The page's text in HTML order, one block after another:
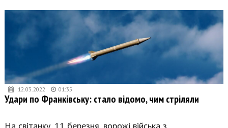
12.03.2022 01:35
Удари по Франківську: стало відомо, чим стріляли